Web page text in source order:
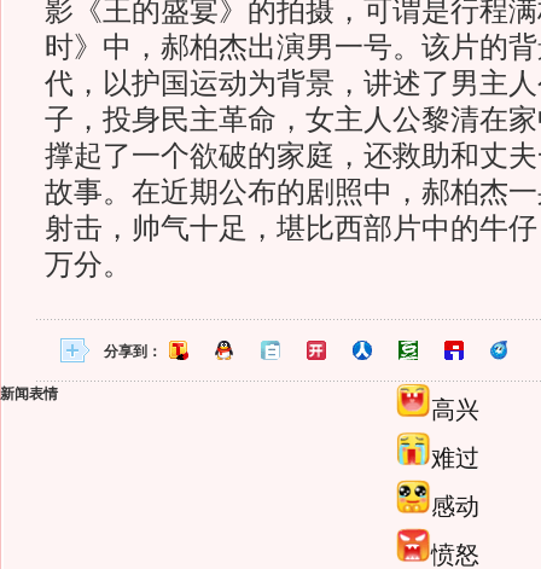
影《王的盛宴》的拍摄，可谓是行程
时》中，郝柏杰出演男一号。该片的
代，以护国运动为背景，讲述了男主
子，投身民主革命，女主人公黎清在
撑起了一个欲破的家庭，还救助和丈
故事。在近期公布的剧照中，郝柏杰
射击，帅气十足，堪比西部片中的牛
万分。
分享到：
新闻表情
高兴
难过
感动
愤怒